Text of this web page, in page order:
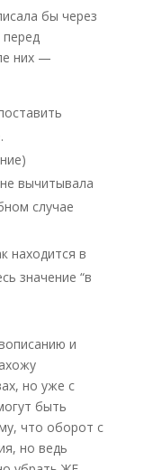
бы через
них —
вычитывала
случае
находится в
значение “в
и
но уже с
быть
что оборот с
но ведь